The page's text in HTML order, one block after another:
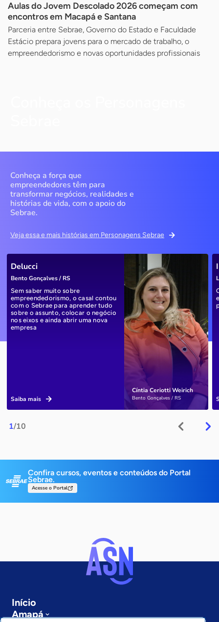
Aulas do Jovem Descolado 2026 começam com
encontros em Macapá e Santana
Parceria entre Sebrae, Governo do Estado e Faculdade
Estácio prepara jovens para o mercado de trabalho, o
empreendedorismo e novas oportunidades profissionais
Conheça a força que
empreendedores têm para
transformar negócios, realidades e
histórias de vida, com o apoio do
Sebrae.
Veja essa e mais histórias em Personagens Sebrae
1/10
Cíntia Ceriotti Weirich
Bento Gonçalves / RS
Delucci
Bento Gonçalves / RS
Sem saber muito sobre
empreendedorismo, o casal contou
com o Sebrae para aprender tudo
sobre o assunto, colocar o negócio
nos eixos e ainda abrir uma nova
empresa
Saiba mais
Confira cursos, eventos e conteúdos do Portal
Sebrae.
Acesse o Portal
Início
Amapá